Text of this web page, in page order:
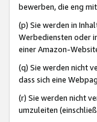
bewerben, die eng
(p) Sie werden in
Werbediensten oder
einer Amazon-
(q) Sie werden nicht
dass sich eine
(r) Sie werden nicht
umzuleiten